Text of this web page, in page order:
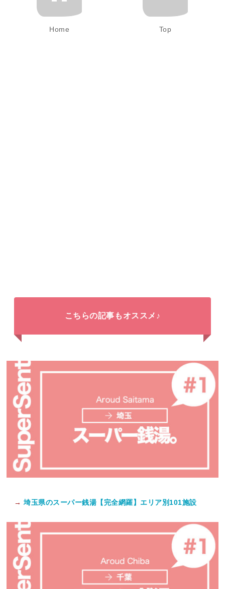
Home Top
こちらの記事もオススメ♪
→ 埼玉県のスーパー銭湯【完全網羅】エリア別101施設